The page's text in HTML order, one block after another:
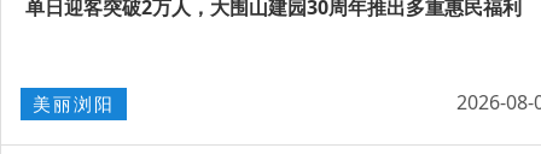
单日迎客突破2万人，大围山建园30周年推出多重惠民福利
美丽浏阳 2026-08-